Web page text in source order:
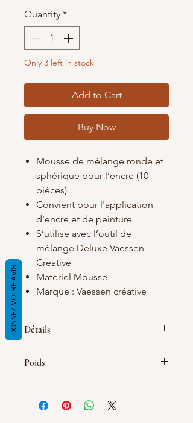
Quantity *
Only 3 left in stock
Add to Cart
Buy Now
Mousse de mélange ronde et
sphérique pour l’encre (10
pièces)
Convient pour l'application
d'encre et de peinture
S’utilise avec l’outil de
mélange Deluxe Vaessen
Creative
Matériel Mousse
Marque : Vaessen créative
Détails
Vaessen Creative s’utilisent avec un
correspondant (3609-023). Changez
Poids
DONNEZ VOTRE AVIS